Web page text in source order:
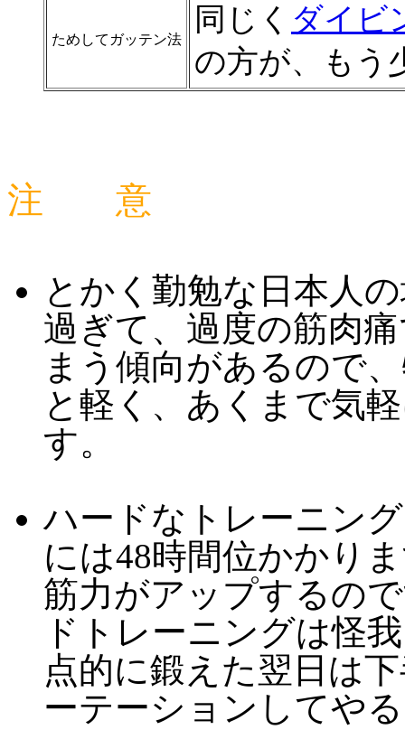
ためしてガッテン法
同じく ダイビ
の方が、もう
注 意
とかく勤勉な日本人
過ぎて、過度の筋肉
まう傾向があるので
と軽く、あくまで気
す。
ハードなトレーニン
には48時間位かかり
筋力がアップするの
ドトレーニングは怪
点的に鍛えた翌日は
ーテーションしてや